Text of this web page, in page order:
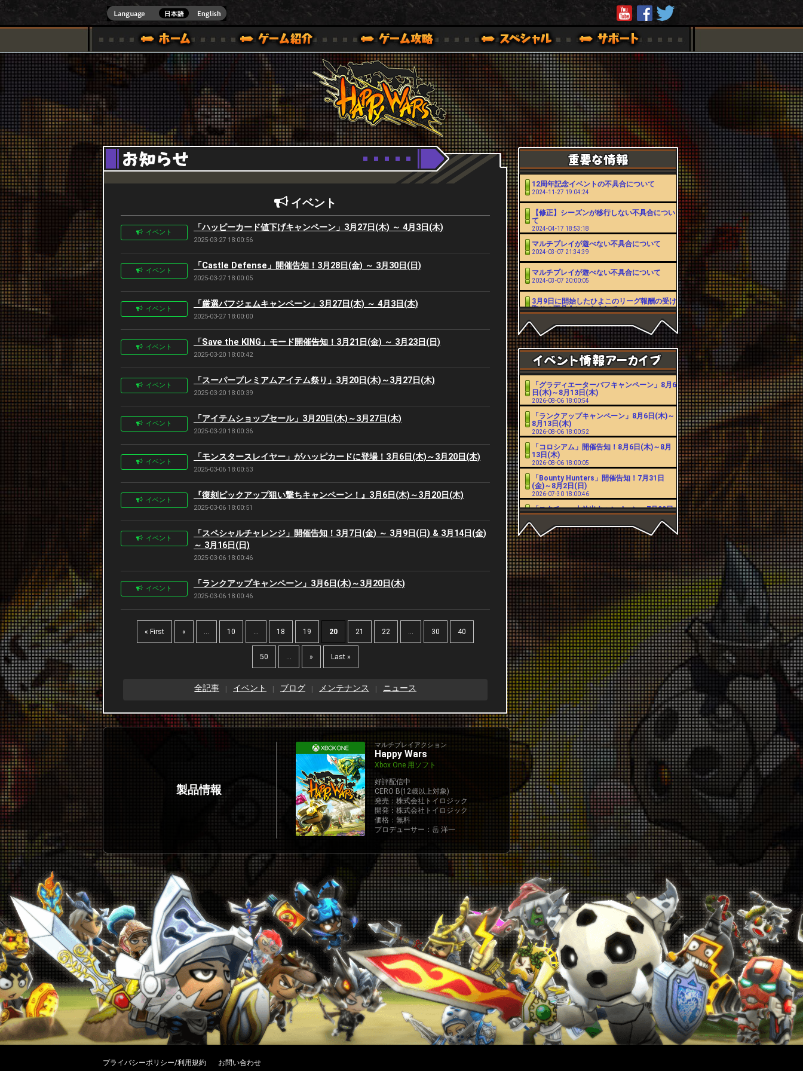
HappyWars
Youtube
)公式サイト [ XBOX 360,XBOX ONE VER.]
ゲームガイド
スペシャル｜HAPPY WARS(ハッピーウォーズ)公式サイト [ XBOX 360,XBOX ONE VER.]
サポート | HAPPY WARS(ハッピーウォーズ)公式サイト [ XBOX 360,XBOX ONE VER.]
イベント
イベント 「ハッピーカード値下げキャンペーン」3月27日(木) ～ 4月3日(木)
2025-03-27 18:00:56
イベント 「Castle Defense」開催告知！3月28日(金) ～ 3月30日(日)
2025-03-27 18:00:05
イベント 「厳選バフジェムキャンペーン」3月27日(木) ～ 4月3日(木)
2025-03-27 18:00:00
イベント 「Save the KING」モード開催告知！3月21日(金) ～ 3月23日(日)
2025-03-20 18:00:42
イベント 「スーパープレミアムアイテム祭り」3月20日(木)～3月27日(木)
2025-03-20 18:00:39
イベント 「アイテムショップセール」3月20日(木)～3月27日(木)
2025-03-20 18:00:36
イベント 「モンスタースレイヤー」がハッピカードに登場！3月6日(木)～3月20日(木)
2025-03-06 18:00:53
イベント 『復刻ピックアップ狙い撃ちキャンペーン！』3月6日(木)～3月20日(木)
2025-03-06 18:00:51
イベント
「スペシャルチャレンジ」開催告知！3月7日(金) ～ 3月9日(日) & 3月14日(金)
～ 3月16日(日)
2025-03-06 18:00:46
イベント 「ランクアップキャンペーン」3月6日(木)～3月20日(木)
2025-03-06 18:00:46
« First « ... 10 ... 18 19 20 21 22 ... 30 40
50 ... » Last »
全記事 イベント ブログ メンテナンス ニュース
12周年記念イベントの不具合について
2024-11-27 19:04:24
【修正】シーズンが移行しない不具合につい
て
2024-04-17 18:53:18
マルチプレイが遊べない不具合について
2024-03-07 21:34:39
マルチプレイが遊べない不具合について
2024-03-07 20:00:05
3月9日に開始したひよこのリーグ報酬の受け
取りの不具合につきまして
シーズンのランキングの不具合について
2022-04-19 15:36:02
3月24日に発生したリーグ報酬の受け取りと
リーダーボード表示の不具合につきまして
2022-04-01 11:18:45
【修正】コロシアムの報酬が受け取れない不
具合について
2021-11-18 18:00:14
コロシアムの報酬が受け取れない不具合につ
いて
2021-11-12 16:59:06
スペシャルチャレンジの不具合に対するお詫
びにつきまして
2021-08-26 18:00:32
8月13日から8月16日まで発生したスペシャ
ルチャレンジボス報酬の不具合につきまして
2021-08-16 16:00:43
年末年始サポート休業のお知らせ
2020-12-17 18:01:32
【修正】協力モードの報酬が受け取れない不
具合について
2020-11-06 11:40:40
スペシャルチャレンジの不具合に対するお詫
びにつきまして
2020-06-04 18:01:46
5月22日から5月25日まで発生したスペシャ
ルチャレンジボス報酬の不具合につきまして
2020-05-25 14:38:19
ウィークリーミッションの不具合に対する補
償につきまして
2020-05-14 18:00:58
4月23日に発生したウィークリーミッション
の不具合につきまして
2020-04-28 15:00:17
2月27日(木)公開の「コロシアム」告知記事
に関するお詫びと訂正につきまして
2020-03-02 16:00:51
サーバーメンテナンスの予定について
2020-02-07 10:20:24
ランクアップキャンペーンの不具合につきま
して
2019-12-24 18:30:17
「グラディエーターバフキャンペーン」8月6
日(木)～8月13日(木)
2026-08-06 18:00:54
「ランクアップキャンペーン」8月6日(木)～
8月13日(木)
2026-08-06 18:00:52
「コロシアム」開催告知！8月6日(木)～8月
13日(木)
2026-08-06 18:00:05
「Bounty Hunters」開催告知！7月31日
(金)～8月2日(日)
2026-07-30 18:00:46
「スタチュー大放出キャンペーン」7月30日
(木)～8月6日(木)
2026-07-30 18:00:42
スターがっぽりキャンペーン 7月30日(木)～
8月6日(木)
2026-07-30 18:00:37
「Castle Defense」開催告知！7月24日(金)
～7月26日(日)
2026-07-23 18:00:30
「厳選バフジェムキャンペーン」7月23日
(木)～7月30日(木)
2026-07-23 18:00:27
「ハッピーカード値下げキャンペーン」7月
23日(木)～7月30日(木)
2026-07-23 18:00:22
「アイテムショップセール」7月16日(木)～7
月23日(木)
2026-07-16 18:00:56
「Save the KING」モード開催告知！7月17
日(金)～7月19日(日)
2026-07-16 18:00:05
「スーパープレミアムアイテム祭り」7月16
日(木)～7月23日(木)
2026-07-16 18:00:02
「Domination」開催告知！7月10日(金)～7
月12日(日)
2026-07-09 18:00:23
「バフジェム掴みどり祭り」7月9日(木)～7
月16日(木)
2026-07-09 18:00:21
「ガンガン強化キャンペーン」 7月9日(木)～
7月16日(木)
2026-07-09 18:00:19
「スペシャルチャレンジ」開催告知！6月26
日(金)～6月28日(日) &7月3日(金)～7月5日
(日)
2026-06-25 18:00:40
「モンスタースレイヤー」がハッピカードに
登場！6月25日(木)～7月9日(木)
2026-06-25 18:00:37
『復刻ピックアップ狙い撃ちキャンペー
ン！』6月25日(木)～7月9日(木)
2026-06-25 18:00:34
「ランクアップキャンペーン」6月25日(木)
～7月9日(木)
2026-06-25 18:00:31
「コロシアム」開催告知！6月18日(木)～6月
25日(木)
2026-06-18 18:00:53
製品情報
マルチプレイアクション
Happy Wars
Xbox One 用ソフト
好評配信中
CERO B(12歳以上対象)
発売：株式会社トイロジック
開発：株式会社トイロジック
価格：無料
プロデューサー：岳 洋一
プライバシーポリシー/利用規約 お問い合わせ